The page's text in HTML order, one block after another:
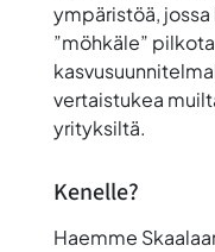
ympäristöä,
”möhkäle”
vertaistukea
yrityksiltä.
Kenelle?
Haemme